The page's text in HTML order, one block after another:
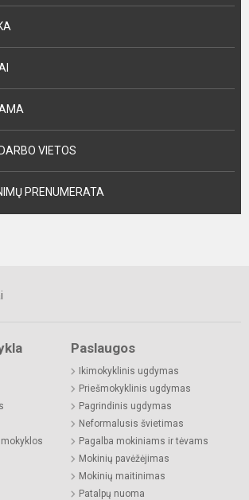
VIETOS
PRENUMERATA
Paslaugos
Ikimokyklinis ugdymas
Priešmokyklinis ugdymas
Pagrindinis ugdymas
Neformalusis švietimas
Pagalba mokiniams ir tėvams
Mokinių pavėžėjimas
Mokinių maitinimas
Patalpų nuoma